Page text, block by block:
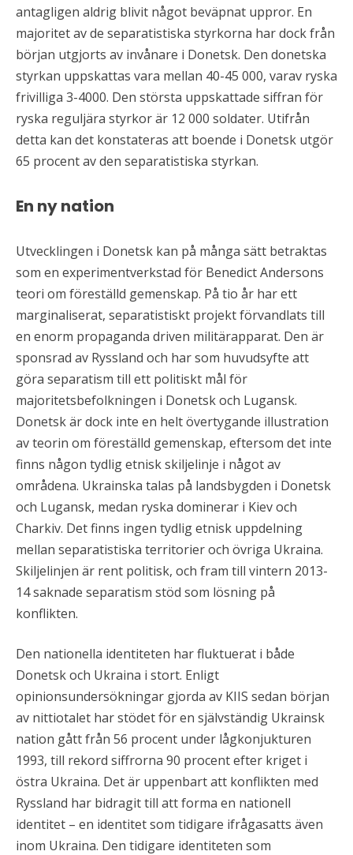
antagligen aldrig blivit något beväpnat uppror. En
majoritet av de separatistiska styrkorna har dock från
början utgjorts av invånare i Donetsk. Den donetska
styrkan uppskattas vara mellan 40-45 000, varav ryska
frivilliga 3-4000. Den största uppskattade siffran för
ryska reguljära styrkor är 12 000 soldater. Utifrån
detta kan det konstateras att boende i Donetsk utgör
65 procent av den separatistiska styrkan.
En ny nation
Utvecklingen i Donetsk kan på många sätt betraktas
som en experimentverkstad för Benedict Andersons
teori om föreställd gemenskap. På tio år har ett
marginaliserat, separatistiskt projekt förvandlats till
en enorm propaganda driven militärapparat. Den är
sponsrad av Ryssland och har som huvudsyfte att
göra separatism till ett politiskt mål för
majoritetsbefolkningen i Donetsk och Lugansk.
Donetsk är dock inte en helt övertygande illustration
av teorin om föreställd gemenskap, eftersom det inte
finns någon tydlig etnisk skiljelinje i något av
områdena. Ukrainska talas på landsbygden i Donetsk
och Lugansk, medan ryska dominerar i Kiev och
Charkiv. Det finns ingen tydlig etnisk uppdelning
mellan separatistiska territorier och övriga Ukraina.
Skiljelinjen är rent politisk, och fram till vintern 2013-
14 saknade separatism stöd som lösning på
konflikten.
Den nationella identiteten har fluktuerat i både
Donetsk och Ukraina i stort. Enligt
opinionsundersökningar gjorda av KIIS sedan början
av nittiotalet har stödet för en självständig Ukrainsk
nation gått från 56 procent under lågkonjukturen
1993, till rekord siffrorna 90 procent efter kriget i
östra Ukraina. Det är uppenbart att konflikten med
Ryssland har bidragit till att forma en nationell
identitet – en identitet som tidigare ifrågasatts även
inom Ukraina. Den tidigare identiteten som